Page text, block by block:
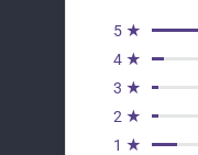
5 ★
4 ★
3 ★
2 ★
1 ★